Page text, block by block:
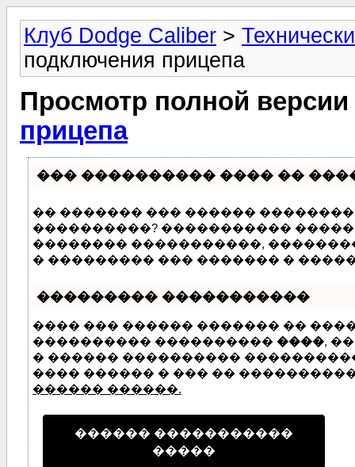
Клуб Dodge Caliber >
подключения прицепа
Просмотр полной
прицепа
��� ���������� ���� ��
�� ������� ��� ������
����������? �����������
�������� �����������,
� ��������� ��� ������� �
��������� �����������
���� ��� ������ ������� ��
���������� ���������� ����,
� ������ ����������
���� ������ � ��� ��
������ ������.
������ �����������
�����